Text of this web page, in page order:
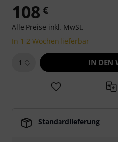
108 €
Alle Preise inkl. MwSt.
In 1-2 Wochen lieferbar
1 IN DEN
Standardlieferung